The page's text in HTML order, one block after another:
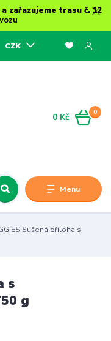
a zařazujeme trasu č. 12
Menu
CZK
0
0 Kč
Sušená příloha s
s
g